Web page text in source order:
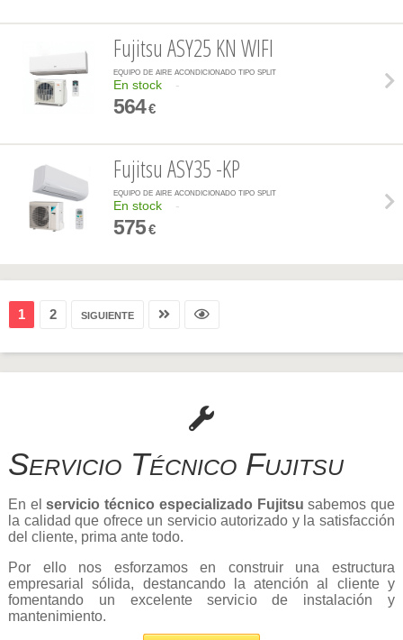
Fujitsu ASY25 KN WIFI
equipo de aire acondicionado tipo split
En stock -
564€
Fujitsu ASY35 -KP
equipo de aire acondicionado tipo split
En stock -
575€
1 2 siguiente
Servicio Técnico Fujitsu
En elservicio técnico especializado Fujitsu sabemos que
la calidad que ofrece un servicio autorizado y la satisfacción
del cliente, prima ante todo.
Por ello nos esforzamos en construir una estructura
empresarial sólida, destancando la atención al cliente y
fomentando un excelente servicio de instalación y
mantenimiento.